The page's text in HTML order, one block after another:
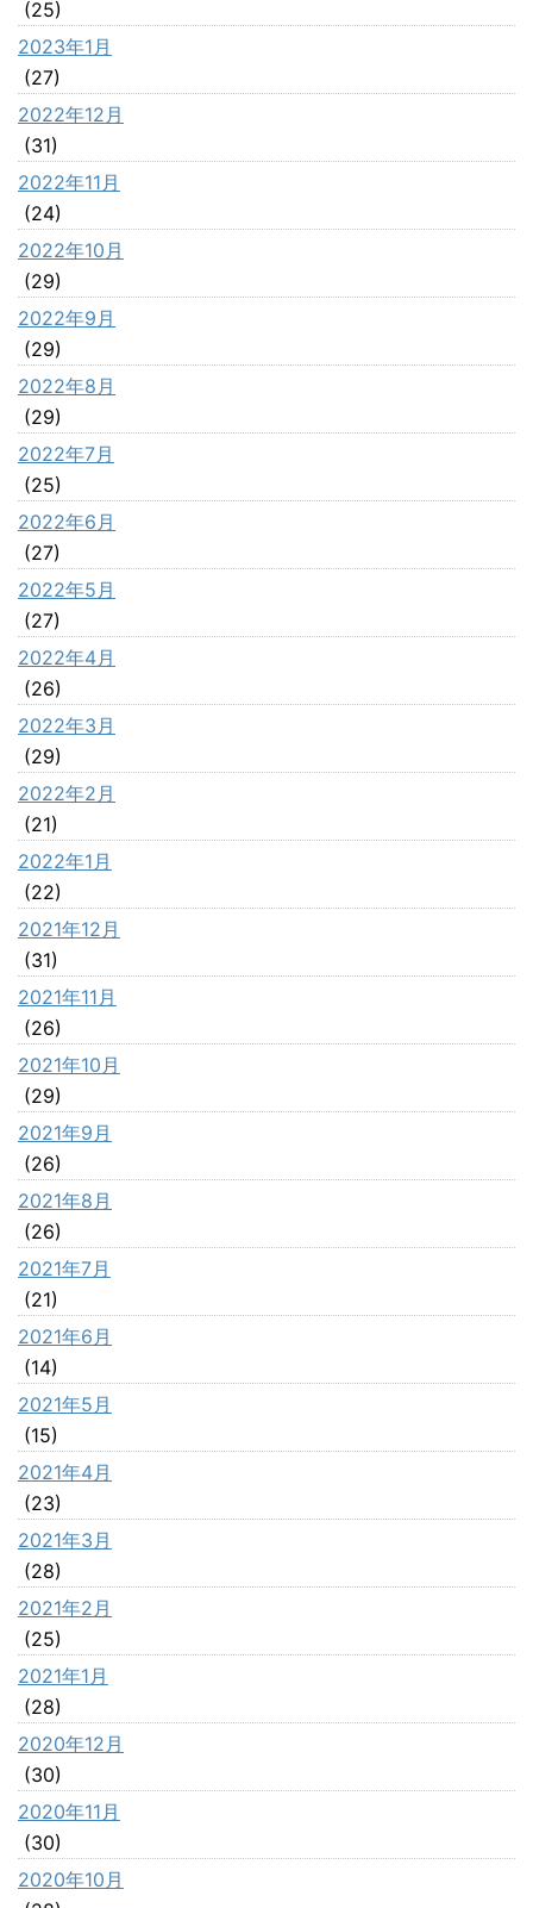
(25)
2023年1月
(27)
2022年12月
(31)
2022年11月
(24)
2022年10月
(29)
2022年9月
(29)
2022年8月
(29)
2022年7月
(25)
2022年6月
(27)
2022年5月
(27)
2022年4月
(26)
2022年3月
(29)
2022年2月
(21)
2022年1月
(22)
2021年12月
(31)
2021年11月
(26)
2021年10月
(29)
2021年9月
(26)
2021年8月
(26)
2021年7月
(21)
2021年6月
(14)
2021年5月
(15)
2021年4月
(23)
2021年3月
(28)
2021年2月
(25)
2021年1月
(28)
2020年12月
(30)
2020年11月
(30)
2020年10月